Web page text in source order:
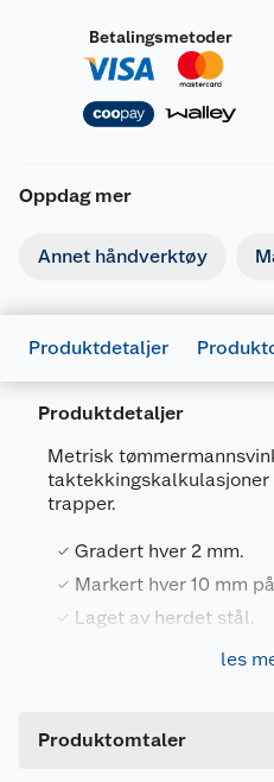
Betalingsmetoder
Oppdag mer
Annet håndverktøy
Produktdetaljer
Produktdetaljer
Metrisk
taktekkingskalkulasjoner
trapper.
Gradert hver 2 mm.
Markert hver 10 mm
Laget av herdet stål.
Polert, klar
tømmermannsvinkel.
les
Produktomtaler
Generelt
Artikkelnummer
Leverandørens
Størrelse